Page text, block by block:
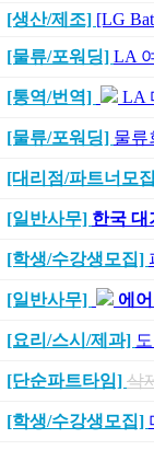
[생산/제조] [LG
[물류/포워딩] LA
[통역/번역] LA
[물류/포워딩] 물류
[대리점/파트너모
[일반사무] 한국 대
[학생/수강생모집]
[일반사무] 에
[요리/스시/제과]
[단순파트타임] 삭
[학생/수강생모집]